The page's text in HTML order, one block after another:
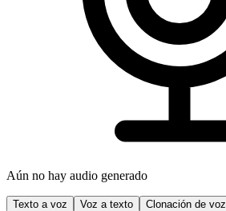
Aún no hay audio generado
Texto a voz Voz a texto Clonación de voz